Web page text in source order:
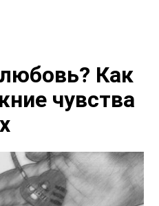
Как
чувства